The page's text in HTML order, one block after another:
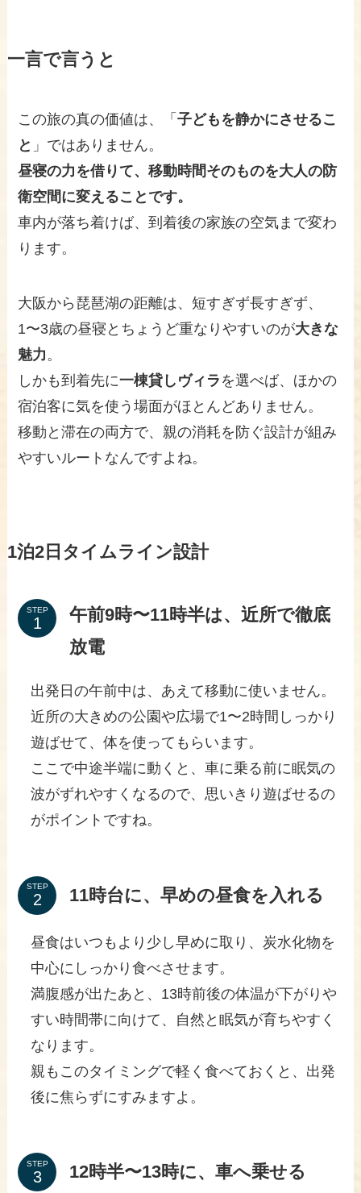
一言で言うと
この旅の真の価値は、「子どもを静かにさせるこ
と 」ではありません。
昼寝の力を借りて、移動時間そのものを大人の防
衛空間に変えることです。
車内が落ち着けば、到着後の家族の空気まで変わ
ります。
大阪から琵琶湖の距離は、短すぎず長すぎず、
1〜3歳の昼寝とちょうど重なりやすいのが大きな
魅力。
しかも到着先に一棟貸しヴィラ を選べば、ほかの
宿泊客に気を使う場面がほとんどありません。
移動と滞在の両方で、親の消耗を防ぐ設計が組み
やすいルートなんですよね。
1泊2日タイムライン設計
STEP
午前9時〜11時半は、近所で徹底
放電
出発日の午前中は、あえて移動に使いません。
近所の大きめの公園や広場で1〜2時間しっかり
遊ばせて、体を使ってもらいます。
ここで中途半端に動くと、車に乗る前に眠気の
波がずれやすくなるので、思いきり遊ばせるの
がポイントですね。
STEP 11時台に、早めの昼食を入れる
昼食はいつもより少し早めに取り、炭水化物を
中心にしっかり食べさせます。
満腹感が出たあと、13時前後の体温が下がりや
すい時間帯に向けて、自然と眠気が育ちやすく
なります。
親もこのタイミングで軽く食べておくと、出発
後に焦らずにすみますよ。
STEP 12時半〜13時に、車へ乗せる